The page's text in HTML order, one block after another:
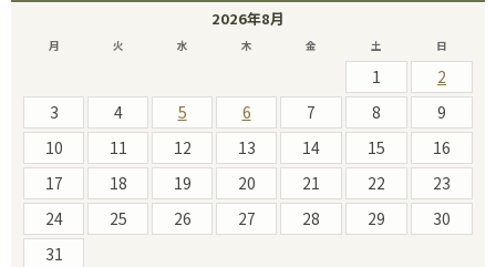
2026年8月
月 火 水 木 金 土 日
1
2
3
4 5 6 7 8
9
10
11 12 13 14 15
16
17
18 19 20 21 22
23
24
25 26 27 28 29
30
31